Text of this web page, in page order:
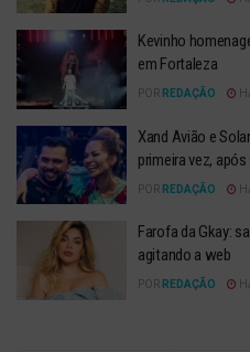
Kevinho
em Fortaleza
POR REDAÇÃO
Xand Avião e
primeira vez,
POR REDAÇÃO
Farofa da Gkay:
agitando a web
POR REDAÇÃO